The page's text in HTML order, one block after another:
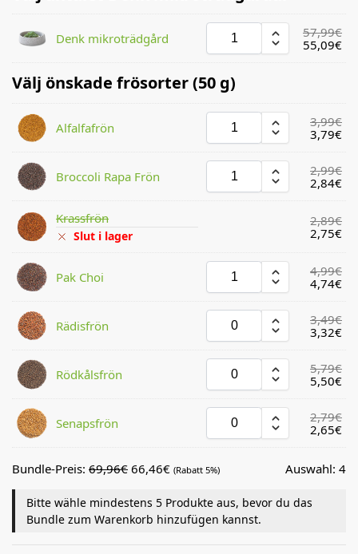
Denk mikroträdgård 57,99€
55,09€
Välj önskade frösorter (50 g)
Alfalfafrön 3,99€
3,79€
Broccoli Rapa Frön 2,99€
2,84€
Krassfrön
Slut i lager
2,89€
2,75€
Pak Choi 4,99€
4,74€
Rädisfrön 3,49€
3,32€
Rödkålsfrön 5,79€
5,50€
Senapsfrön 2,79€
2,65€
Bundle-Preis: 69,96€ 66,46€ (Rabatt 5%) Auswahl: 4
Bitte wähle mindestens 5 Produkte aus, bevor du das
Bundle zum Warenkorb hinzufügen kannst.